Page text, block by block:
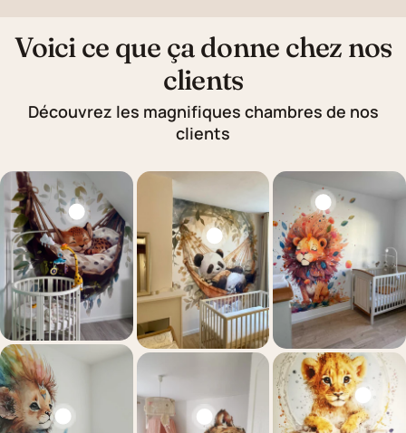
Voici ce que ça donne chez nos
clients
Découvrez les magnifiques chambres de nos
clients